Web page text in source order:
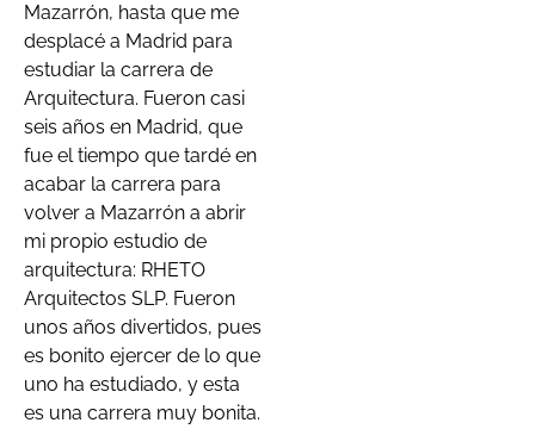
Mazarrón, hasta que me
desplacé a Madrid para
estudiar la carrera de
Arquitectura. Fueron casi
seis años en Madrid, que
fue el tiempo que tardé en
acabar la carrera para
volver a Mazarrón a abrir
mi propio estudio de
arquitectura: RHETO
Arquitectos SLP. Fueron
unos años divertidos, pues
es bonito ejercer de lo que
uno ha estudiado, y esta
es una carrera muy bonita.